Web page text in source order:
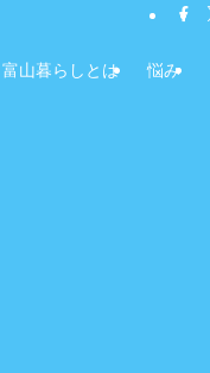
富山暮らしとは 悩み